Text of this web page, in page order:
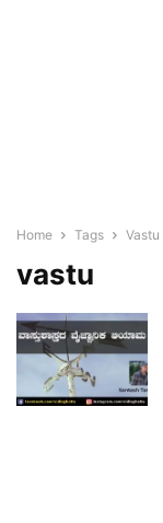
Home Tags Vastu
vastu